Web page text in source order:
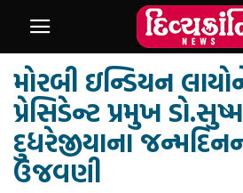
મોરબી ઇન્ડિયન
પ્રેસિડેન્ટ પ્રમુખ
દુધરેજીયાના
ઉજવણી